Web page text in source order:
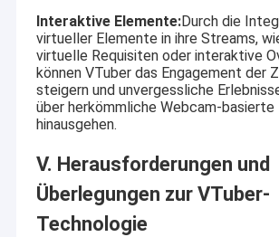
Interaktive Elemente:Durch die
virtueller Elemente in ihre Streams,
virtuelle Requisiten oder interaktive
können VTuber das Engagement der
steigern und unvergessliche
über herkömmliche Webcam-basierte
hinausgehen.
V. Herausforderungen und
Überlegungen zur VTuber-
Technologie